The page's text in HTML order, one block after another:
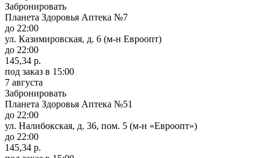
Забронировать
Планета Здоровья Аптека №7
до 22:00
ул. Казимировская, д. 6 (м-н Евроопт)
до 22:00
145,34 р.
под заказ в 15:00
7 августа
Забронировать
Планета Здоровья Аптека №51
до 22:00
ул. Налибокская, д. 36, пом. 5 (м-н «Евроопт»)
до 22:00
145,34 р.